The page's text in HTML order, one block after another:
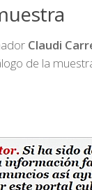
Claudi
de la